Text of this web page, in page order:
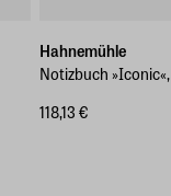
Hahnemühle
Notizbuch
118,13 €